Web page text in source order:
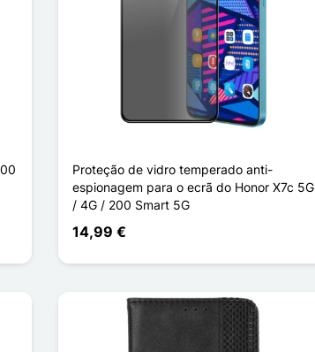
Proteção de vidro temperado anti-
espionagem para o ecrã do Honor X7c 5G
/ 4G / 200 Smart 5G
14,99 €